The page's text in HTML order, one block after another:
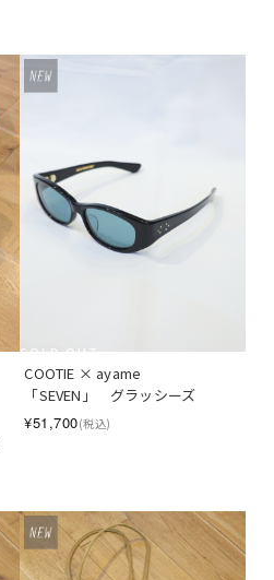
SOLD OUT
COOTIE × ayame
「SEVEN」　グラッシーズ
¥51,700(税込)